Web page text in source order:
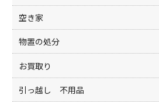
空き家
物置の処分
お買取り
引っ越し 不用品